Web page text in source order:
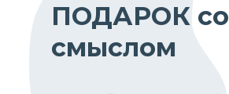
ПОДАРОК со
смыслом